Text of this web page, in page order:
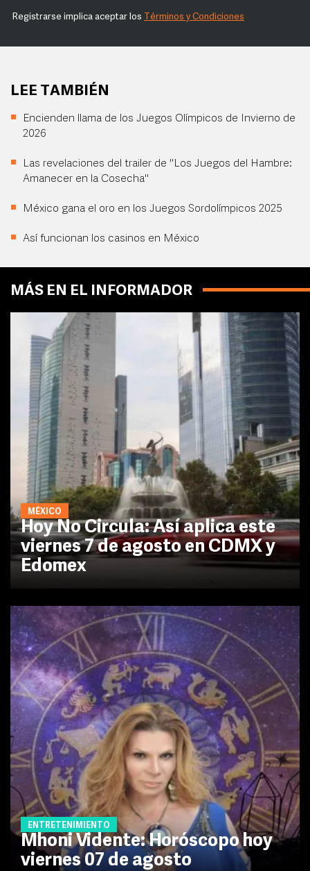
Registrarse implica aceptar los Términos y Condiciones
LEE TAMBIÉN
Encienden llama de los Juegos Olímpicos de Invierno de
2026
Las revelaciones del trailer de "Los Juegos del Hambre:
Amanecer en la Cosecha"
México gana el oro en los Juegos Sordolímpicos 2025
Así funcionan los casinos en México
MÁS EN EL INFORMADOR
MÉXICO
Hoy No Circula: Así aplica este
viernes 7 de agosto en CDMX y
Edomex
ENTRETENIMIENTO
Mhoni Vidente: Horóscopo hoy
viernes 07 de agosto